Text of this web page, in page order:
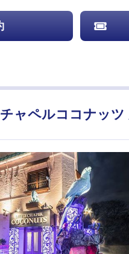
ャペルココナッツ